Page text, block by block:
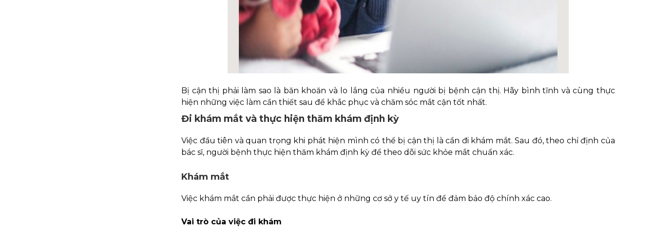
Bị cận thị phải làm sao là băn khoăn và lo lắng của nhiều người bị bệnh cận thị. Hãy bình tĩnh và cùng thực
hiện những việc làm cần thiết sau để khắc phục và chăm sóc mắt cận tốt nhất.
Đi khám mắt và thực hiện thăm khám định kỳ
Việc đầu tiên và quan trọng khi phát hiện mình có thể bị cận thị là cần đi khám mắt. Sau đó, theo chỉ định của
bác sĩ, người bệnh thực hiện thăm khám định kỳ để theo dõi sức khỏe mắt chuẩn xác.
Khám mắt
Việc khám mắt cần phải được thực hiện ở những cơ sở y tế uy tín để đảm bảo độ chính xác cao.
Vai trò của việc đi khám